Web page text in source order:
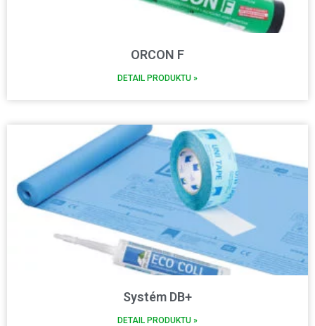
ORCON F
DETAIL PRODUKTU »
Systém DB+
DETAIL PRODUKTU »